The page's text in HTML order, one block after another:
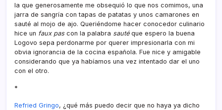
la que generosamente me obsequió lo que nos comimos, una
jarra de sangrí­a con tapas de patatas y unos camarones en
sauté al mojo de ajo. Queriéndome hacer conocedor culinario
hice un faux pascon la palabra sautéque espero la buena
Logovo sepa perdonarme por querer impresionarla con mi
obvia ignorancia de la cocina española. Fue nice y amigable
considerando que ya habí­amos una vez intentado dar el uno
con el otro.
*
Refried Gringo, ¿qué más puedo decir que no haya ya dicho